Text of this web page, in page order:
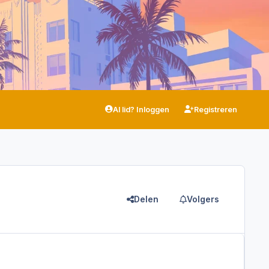
Al lid? Inloggen Registreren
Delen Volgers